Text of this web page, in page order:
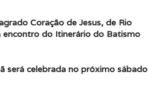
Coração de Jesus, de Rio
encontro do Itinerário do Batismo
será celebrada no próximo sábado